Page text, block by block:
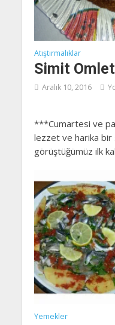
Atıştırmalıklar
Simit Omlet
Aralık 10, 2016
***Cumartesi ve
lezzet ve harika bir
görüştüğümüz ilk
Yemekler